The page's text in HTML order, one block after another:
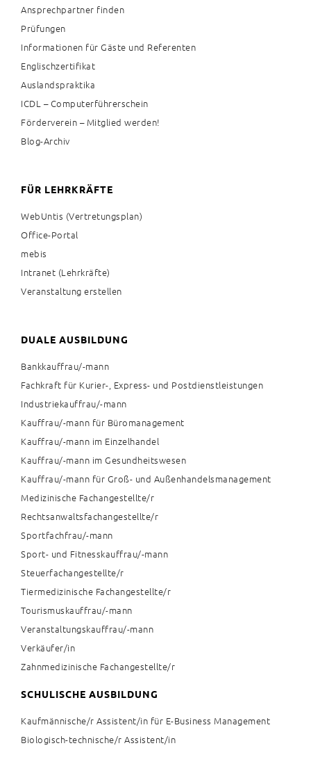
Ansprechpartner finden
Prüfungen
Informationen für Gäste und Referenten
Englischzertifikat
Auslandspraktika
ICDL – Computerführerschein
Förderverein – Mitglied werden!
Blog-Archiv
FÜR LEHRKRÄFTE
WebUntis (Vertretungsplan)
Office-Portal
mebis
Intranet (Lehrkräfte)
Veranstaltung erstellen
DUALE AUSBILDUNG
Bankkauffrau/-mann
Fachkraft für Kurier-, Express- und Postdienstleistungen
Industriekauffrau/-mann
Kauffrau/-mann für Büromanagement
Kauffrau/-mann im Einzelhandel
Kauffrau/-mann im Gesundheitswesen
Kauffrau/-mann für Groß- und Außenhandelsmanagement
Medizinische Fachangestellte/r
Rechtsanwaltsfachangestellte/r
Sportfachfrau/-mann
Sport- und Fitnesskauffrau/-mann
Steuerfachangestellte/r
Tiermedizinische Fachangestellte/r
Tourismuskauffrau/-mann
Veranstaltungskauffrau/-mann
Verkäufer/in
Zahnmedizinische Fachangestellte/r
SCHULISCHE AUSBILDUNG
Kaufmännische/r Assistent/in für E-Business Management
Biologisch-technische/r Assistent/in